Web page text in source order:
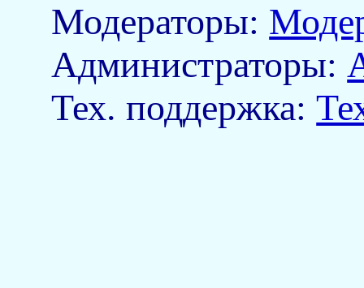
Модераторы:
Aдминистраторы:
Тех. поддержка: